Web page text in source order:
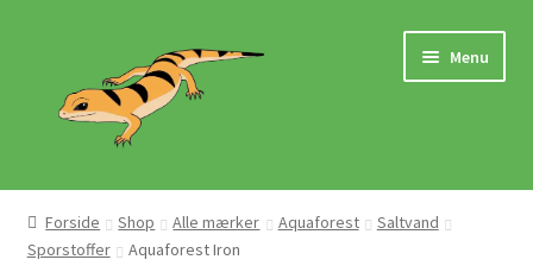
navigation
indhold
Menu
Hjem
Butik
Forside Shop Alle mærker Aquaforest
Saltvand
Sporstoffer
Aquaforest Iron